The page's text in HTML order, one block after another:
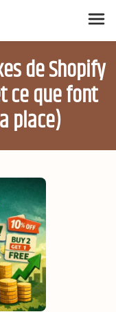
de Shopify
ce que font
place)